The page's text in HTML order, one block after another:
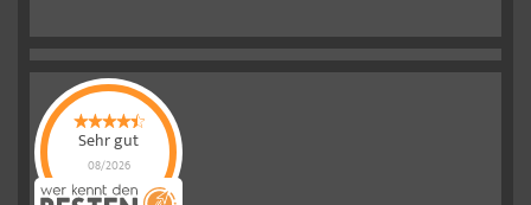
Sehr gut
08/2026